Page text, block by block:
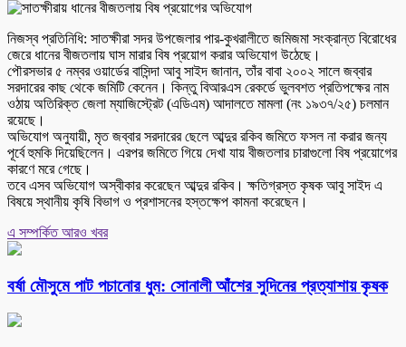
নিজস্ব প্রতিনিধি: সাতক্ষীরা সদর উপজেলার পার-কুখরালীতে জমিজমা সংক্রান্ত বিরোধের
জেরে ধানের বীজতলায় ঘাস মারার বিষ প্রয়োগ করার অভিযোগ উঠেছে।
পৌরসভার ৫ নম্বর ওয়ার্ডের বাসিন্দা আবু সাইদ জানান, তাঁর বাবা ২০০২ সালে জব্বার
সরদারের কাছ থেকে জমিটি কেনেন। কিন্তু বিআরএস রেকর্ডে ভুলবশত প্রতিপক্ষের নাম
ওঠায় অতিরিক্ত জেলা ম্যাজিস্ট্রেট (এডিএম) আদালতে মামলা (নং ১৯৩৭/২৫) চলমান
রয়েছে।
অভিযোগ অনুযায়ী, মৃত জব্বার সরদারের ছেলে আব্দুর রকিব জমিতে ফসল না করার জন্য
পূর্বে হুমকি দিয়েছিলেন। এরপর জমিতে গিয়ে দেখা যায় বীজতলার চারাগুলো বিষ প্রয়োগের
কারণে মরে গেছে।
তবে এসব অভিযোগ অস্বীকার করেছেন আব্দুর রকিব। ক্ষতিগ্রস্ত কৃষক আবু সাইদ এ
বিষয়ে স্থানীয় কৃষি বিভাগ ও প্রশাসনের হস্তক্ষেপ কামনা করেছেন।
এ সম্পর্কিত আরও খবর
বর্ষা মৌসুমে পাট পচানোর ধুম: সোনালী আঁশের সুদিনের প্রত্যাশায় কৃষক